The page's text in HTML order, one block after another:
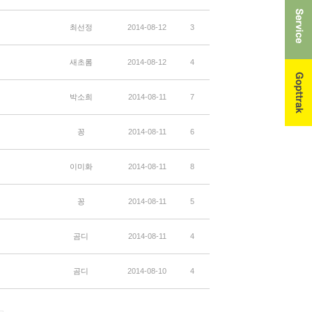
최선정 2014-08-12 3
새초롬 2014-08-12 4
박소희 2014-08-11 7
꽁 2014-08-11 6
이미화 2014-08-11 8
꽁 2014-08-11 5
곰디 2014-08-11 4
곰디 2014-08-10 4